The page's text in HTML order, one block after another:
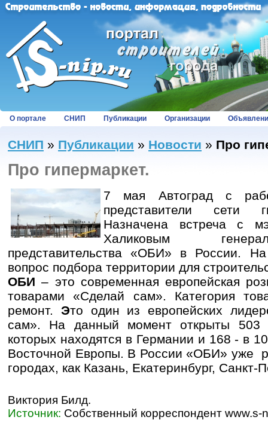
О портале СНИП Публикации Организации
СНИП » Публикации » Новости » Про
Про гипермаркет.
7 мая Автоград с
представители сети
Назначена встреча с
Халиковым
представительства «ОБИ» в России.
вопрос подбора территории для
ОБИ – это современная европейская
товарами «Сделай сам». Категория
ремонт. Это один из европейских
сам». На данный момент открыты 503
которых находятся в Германии и 168 - в
Восточной Европы. В России «ОБИ» уже
городах, как Казань, Екатеринбург, Санкт-
Виктория Билд.
Источник: Собственный корреспондент www.s-